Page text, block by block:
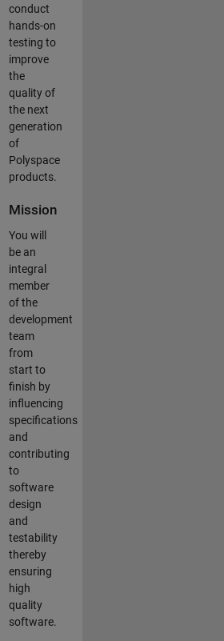
conduct
hands-on
testing to
improve
the
quality of
the next
generation
of
Polyspace
products.
Mission
You will
be an
integral
member
of the
development
team
from
start to
finish by
influencing
specifications
and
contributing
to
software
design
and
testability
thereby
ensuring
high
quality
software.